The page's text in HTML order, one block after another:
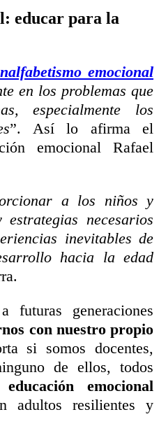
educar para la
emocional
en los problemas que
especialmente los
”. Así lo afirma el
emocional Rafael
a los niños y
necesarios
inevitables de
hacia la edad
generaciones
con nuestro propio
si somos docentes,
de ellos, todos
educación emocional
adultos resilientes y